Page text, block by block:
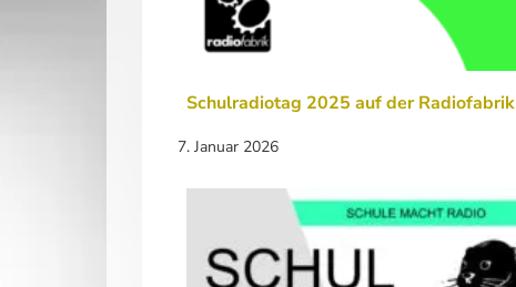
Schulradiotag 2025 auf der Radiofabrik
7. Januar 2026